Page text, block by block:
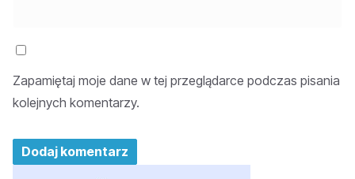
Zapamiętaj moje dane w tej przeglądarce podczas pisania
kolejnych komentarzy.